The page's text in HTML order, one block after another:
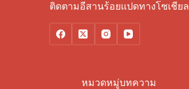
ติดตามอีสานร้อยแปดทางโซเชียล
หมวดหมู่บทความ